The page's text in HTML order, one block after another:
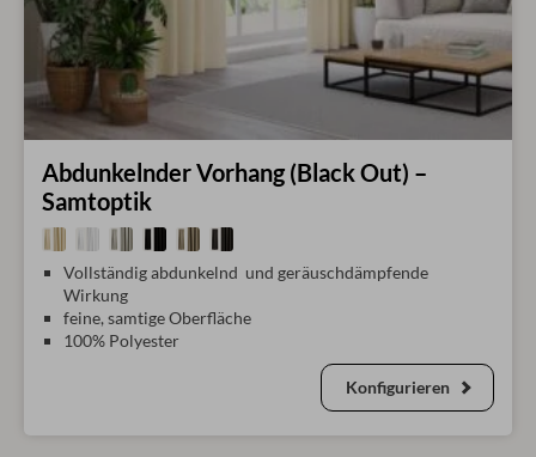
Abdunkelnder Vorhang (Black Out) –
Samtoptik
Vollständig abdunkelnd und geräuschdämpfende
Wirkung
feine, samtige Oberfläche
100% Polyester